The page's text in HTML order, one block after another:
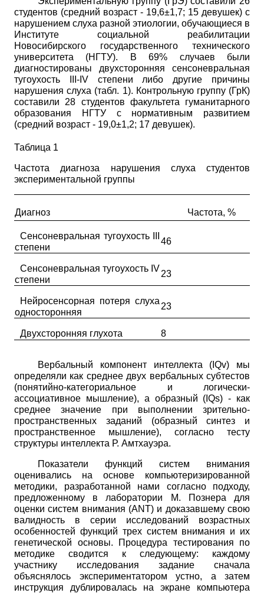
студентов (средний возраст - 19,6±1,7; 15 девушек) с
нарушением слуха разной этиологии, обучающиеся в
Институте социальной реабилитации
Новосибирского государственного технического
университета (НГТУ). В 69% случаев были
диагностированы двухсторонняя сенсоневральная
тугоухость
-IV
степени либо другие причины
нарушения слуха (табл. 1). Контрольную группу (ГрК)
составили 28 студентов факультета гуманитарного
образования НГТУ с нормативным развитием
(средний возраст - 19,0±1,2; 17 девушек).
Таблица 1
Частота диагноза нарушения слуха студентов
экспериментальной группы
Диагноз Частота, %
Сенсоневральная тугоухость
степени
46
Сенсоневральная тугоухость IV
степени
23
Нейросенсорная потеря слуха
односторонняя
23
Двухсторонняя глухота 8
Вербальный компонент интеллекта ( IQv) мы
определяли как среднее двух вербальных субтестов
(понятийно-категориальное и логически-
ассоциативное мышление), а образный ( IQs)- как
среднее значение при выполнении зрительно­
пространственных заданий (образный синтез и
пространственное мышление), согласно тесту
структуры интеллекта Р. Амтхауэра.
Показатели функций систем внимания
оценивались на основе компьютеризированной
методики, разработанной нами согласно подходу,
предложенному в лаборатории М. Познера для
оценки систем внимания (ANT) и доказавшему свою
валидность в серии исследований возрастных
особенностей функций трех систем внимания и их
генетической основы. Процедура тестирования по
методике сводится к следующему: каждому
участнику исследования задание сначала
объяснялось экспериментатором устно, а затем
инструкция дублировалась на экране компьютера